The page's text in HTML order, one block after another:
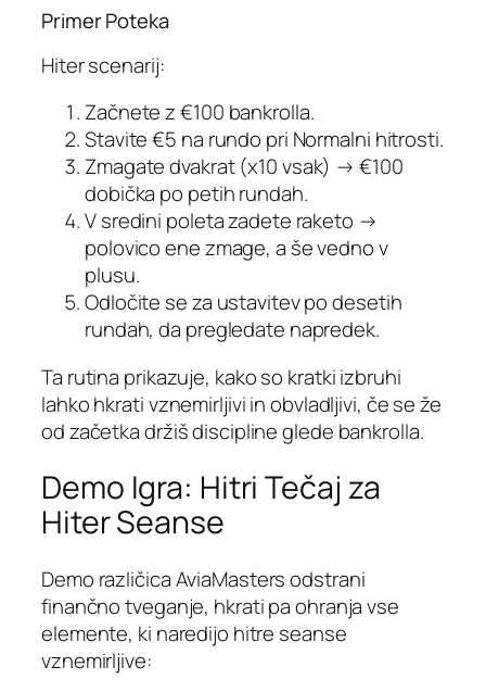
Primer Poteka
Hiter scenarij:
Začnete z €100 bankrolla.
Stavite €5 na rundo pri Normalni hitrosti.
Zmagate dvakrat (x10 vsak) → €100
dobička po petih rundah.
V sredini poleta zadete raketo →
polovico ene zmage, a še vedno v
plusu.
Odločite se za ustavitev po desetih
rundah, da pregledate napredek.
Ta rutina prikazuje, kako so kratki izbruhi
lahko hkrati vznemirljivi in obvladljivi, če se že
od začetka držiš discipline glede bankrolla.
Demo Igra: Hitri Tečaj za
Hiter Seanse
Demo različica AviaMasters odstrani
finančno tveganje, hkrati pa ohranja vse
elemente, ki naredijo hitre seanse
vznemirljive: